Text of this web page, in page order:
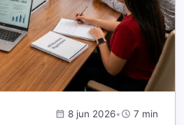
calendar_month 8 jun 2026•schedule 7 min